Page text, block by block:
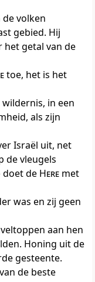
volken
gebied. Hij
het getal van de
toe, het is het
in een
als zijn
Israël uit, net
de vleugels
doet de Heremet
was en zij geen
aan hen
Honing uit de
gesteente.
de beste